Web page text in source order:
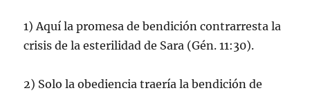
1) Aquí la promesa de bendición contrarresta la
crisis de la esterilidad de Sara (Gén. 11:30).
2) Solo la obediencia traería la bendición de